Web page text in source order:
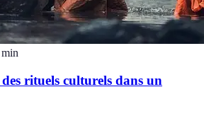
min
rituels culturels dans un